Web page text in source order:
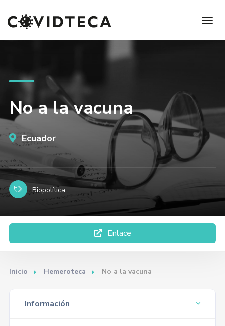
No a la vacuna
Ecuador
Biopolítica
Enlace
Inicio Hemeroteca No a la vacuna
Información